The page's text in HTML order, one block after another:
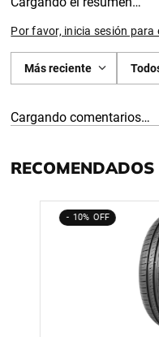
Por favor, inicia sesión
Más reciente
Cargando comentarios…
RECOMENDADOS
10%